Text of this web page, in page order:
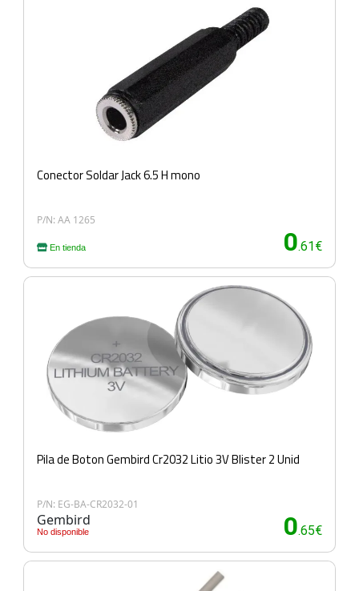
Conector Soldar Jack 6.5 H mono
P/N: AA 1265
En tienda 0.61€
Pila de Boton Gembird Cr2032 Litio 3V Blister 2 Unid
P/N: EG-BA-CR2032-01
Gembird
No disponible 0.65€